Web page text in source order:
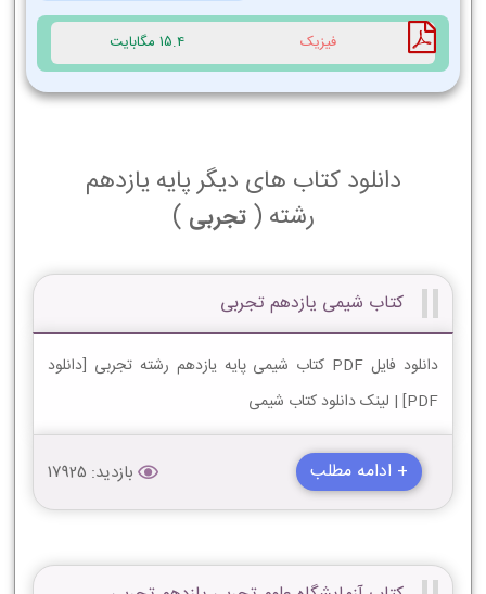
فیزیک 15.4 مگابایت
دانلود کتاب های دیگر پایه یازدهم
رشته (تجربی )
کتاب شیمی یازدهم تجربی
دانلود فایل PDF کتاب شیمی پایه یازدهم رشته تجربی [دانلود
PDF] | لینک دانلود کتاب شیمی
+ ادامه مطلب بازدید: 17925